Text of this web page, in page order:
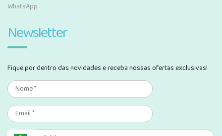
WhatsApp
Newsletter
Fique por dentro das novidades e receba nossas ofertas exclusivas!